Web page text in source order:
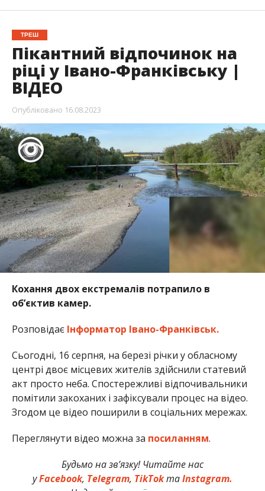
ТРЕШ
Пікантний відпочинок на
ріці у Івано-Франківську |
ВІДЕО
Опубліковано 16.08.2023
Кохання двох екстремалів потрапило в
об’єктив камер.
Розповідає Інформатор Івано-Франківськ.
Сьогодні, 16 серпня, на березі річки у обласному
центрі двоє місцевих жителів здійснили статевий
акт просто неба. Спостережливі відпочивальники
помітили закоханих і зафіксували процес на відео.
Згодом це відео поширили в соціальних мережах.
Переглянути відео можна за посиланням.
Будьмо на зв’язку! Читайте нас
уFacebook, Telegram, TikTokтаInstagram.